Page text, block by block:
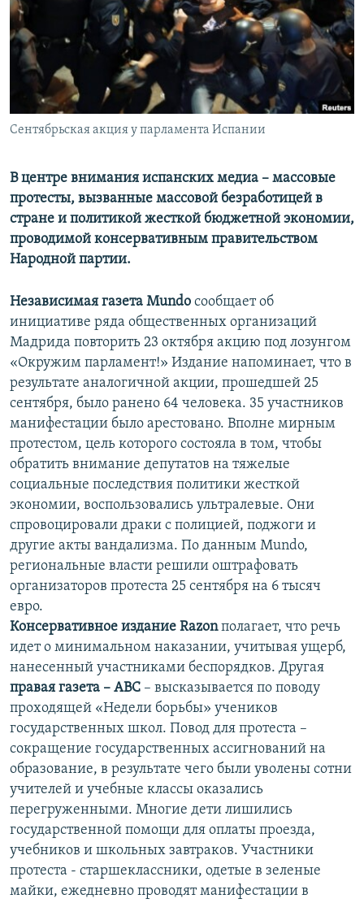
РАСПИСАНИЕ ВЕЩАНИЯ
ПОДПИШИТЕСЬ НА РАССЫЛКУ
СОЦИАЛЬНЫЕ СЕТИ
Все сайты РСЕ/РС
Сентябрьская акция у парламента Испании
В центре внимания испанских медиа – массовые
протесты, вызванные массовой безработицей в
стране и политикой жесткой бюджетной экономии,
проводимой консервативным правительством
Народной партии.
Независимая газета Mundo сообщает об
инициативе ряда общественных организаций
Мадрида повторить 23 октября акцию под лозунгом
«Окружим парламент!» Издание напоминает, что в
результате аналогичной акции, прошедшей 25
сентября, было ранено 64 человека. 35 участников
манифестации было арестовано. Вполне мирным
протестом, цель которого состояла в том, чтобы
обратить внимание депутатов на тяжелые
социальные последствия политики жесткой
экономии, воспользовались ультралевые. Они
спровоцировали драки с полицией, поджоги и
другие акты вандализма. По данным Mundo,
региональные власти решили оштрафовать
организаторов протеста 25 сентября на 6 тысяч
евро.
Консервативное издание Razonполагает, что речь
идет о минимальном наказании, учитывая ущерб,
нанесенный участниками беспорядков. Другая
правая газета – ABC – высказывается по поводу
проходящей «Недели борьбы» учеников
государственных школ. Повод для протеста –
сокращение государственных ассигнований на
образование, в результате чего были уволены сотни
учителей и учебные классы оказались
перегруженными. Многие дети лишились
государственной помощи для оплаты проезда,
учебников и школьных завтраков. Участники
протеста - старшеклассники, одетые в зеленые
майки, ежедневно проводят манифестации в